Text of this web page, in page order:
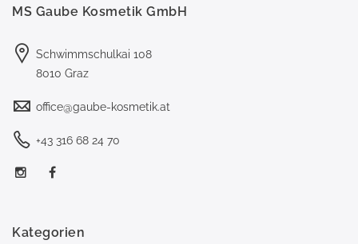
MS Gaube Kosmetik GmbH
Schwimmschulkai 108
8010 Graz
office@gaube-kosmetik.at
+43 316 68 24 70
Kategorien